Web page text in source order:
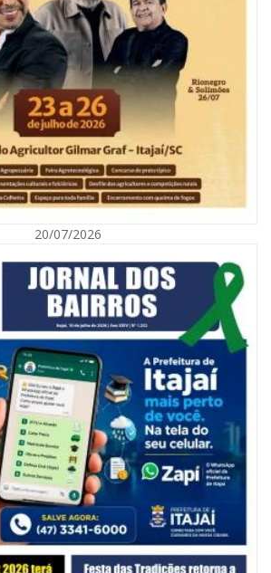
para HIV, sífilis e hepatites nesta quinta (6) e
20/07/2026